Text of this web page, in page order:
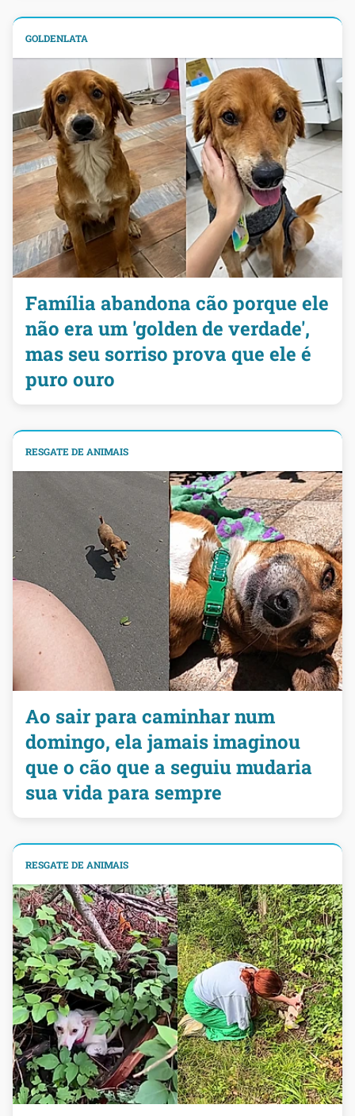
GOLDENLATA
Família abandona cão porque ele
não era um 'golden de verdade',
mas seu sorriso prova que ele é
puro ouro
RESGATE DE ANIMAIS
Ao sair para caminhar num
domingo, ela jamais imaginou
que o cão que a seguiu mudaria
sua vida para sempre
RESGATE DE ANIMAIS